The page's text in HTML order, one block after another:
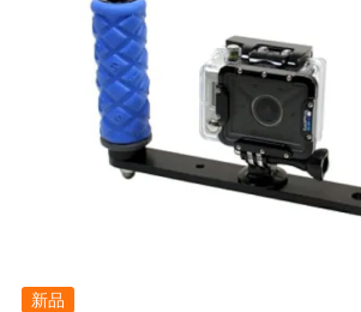
新品